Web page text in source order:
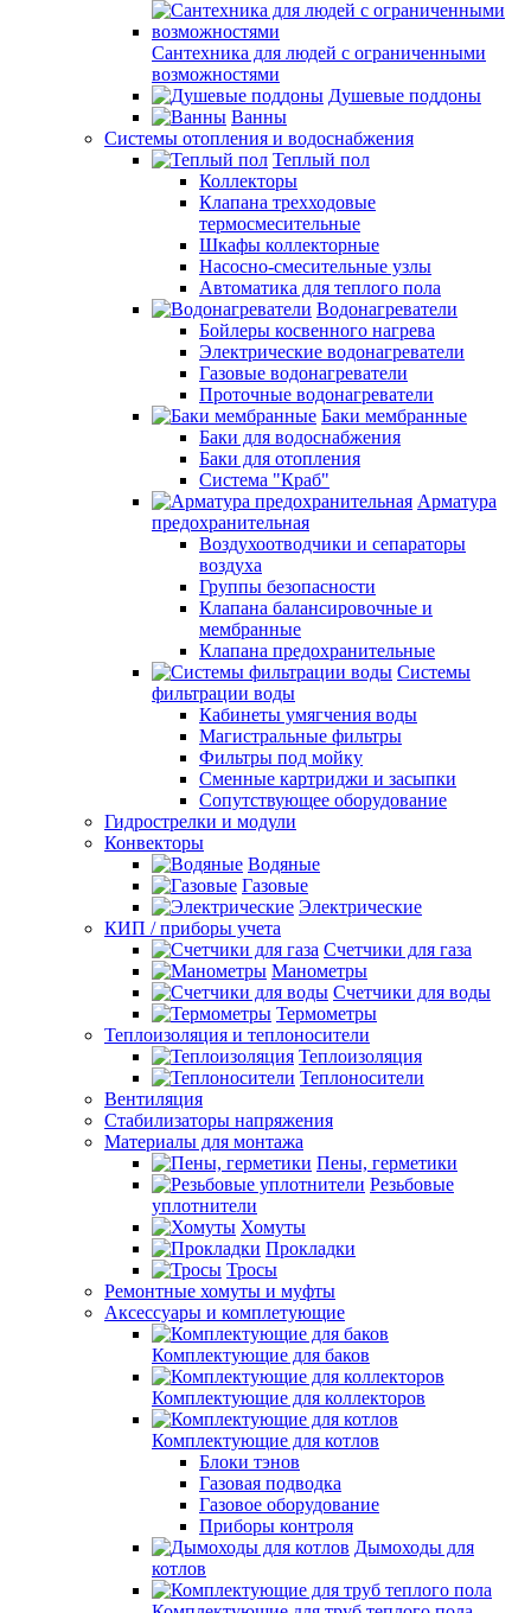
Сантехника для людей с ограниченными
возможностями
Душевые поддоны
Ванны
Системы отопления и водоснабжения
Теплый пол
Коллекторы
Клапана трехходовые
термосмесительные
Шкафы коллекторные
Насосно-смесительные узлы
Автоматика для теплого пола
Водонагреватели
Бойлеры косвенного нагрева
Электрические водонагреватели
Газовые водонагреватели
Проточные водонагреватели
Баки мембранные
Баки для водоснабжения
Баки для отопления
Система "Краб"
Арматура
предохранительная
Воздухоотводчики и сепараторы
воздуха
Группы безопасности
Клапана балансировочные и
мембранные
Клапана предохранительные
Системы
фильтрации воды
Кабинеты умягчения воды
Магистральные фильтры
Фильтры под мойку
Сменные картриджи и засыпки
Сопутствующее оборудование
Гидрострелки и модули
Конвекторы
Водяные
Газовые
Электрические
КИП / приборы учета
Счетчики для газа
Манометры
Счетчики для воды
Термометры
Теплоизоляция и теплоносители
Теплоизоляция
Теплоносители
Вентиляция
Стабилизаторы напряжения
Материалы для монтажа
Пены, герметики
Резьбовые
уплотнители
Хомуты
Прокладки
Тросы
Ремонтные хомуты и муфты
Аксессуары и комплетующие
Комплектующие для баков
Комплектующие для коллекторов
Комплектующие для котлов
Блоки тэнов
Газовая подводка
Газовое оборудование
Приборы контроля
Дымоходы для
котлов